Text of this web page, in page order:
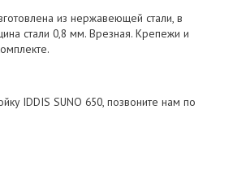
из нержавеющей стали, в
стали 0,8 мм. Врезная. Крепежи и
IDDIS SUNO 650, позвоните нам по